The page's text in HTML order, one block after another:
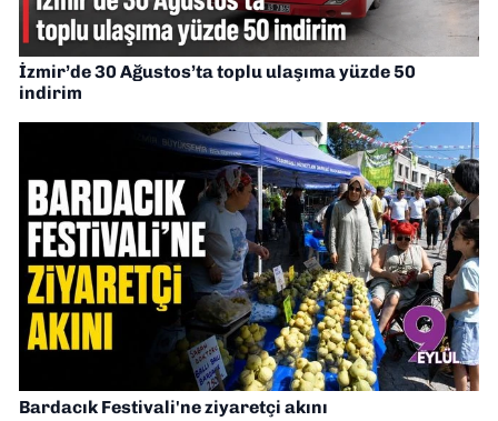
İzmir’de 30 Ağustos’ta toplu ulaşıma yüzde 50
indirim
Bardacık Festivali'ne ziyaretçi akını